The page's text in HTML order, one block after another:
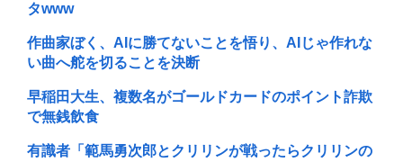
タwww
作曲家ぼく、AIに勝てないことを悟り、AIじゃ作れな
い曲へ舵を切ることを決断
早稲田大生、複数名がゴールドカードのポイント詐欺
で無銭飲食
有識者「範馬勇次郎とクリリンが戦ったらクリリンの